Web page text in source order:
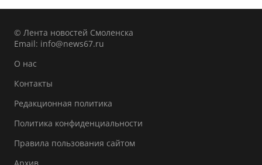
© Лента новостей Смоленска
Email: info@news67.ru
О нас
Контакты
Редакционная политика
Политика конфиденциальности
Правила пользования сайтом